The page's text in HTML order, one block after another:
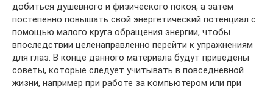
добиться душевного и физического покоя, а затем
постепенно повышать свой энергетический потенциал с
помощью малого круга обращения энергии, чтобы
впоследствии целенаправленно перейти к упражнениям
для глаз. В конце данного материала будут приведены
советы, которые следует учитывать в повседневной
жизни, например при работе за компьютером или при